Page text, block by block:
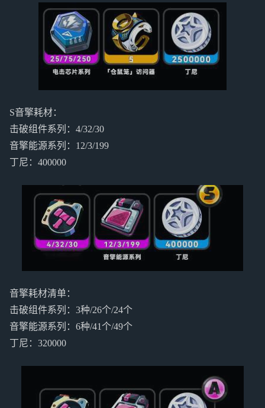
S音擎耗材：
击破组件系列：4/32/30
音擎能源系列：12/3/199
丁尼：400000
音擎耗材清单：
击破组件系列：3种/26个/24个
音擎能源系列：6种/41个/49个
丁尼：320000